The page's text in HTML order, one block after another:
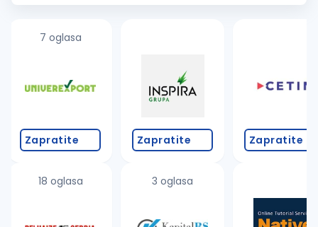
kompanijske pripadnosti...
7 oglasa
Zapratite
18 oglasa
Zapratite
3 oglasa
Zapratite